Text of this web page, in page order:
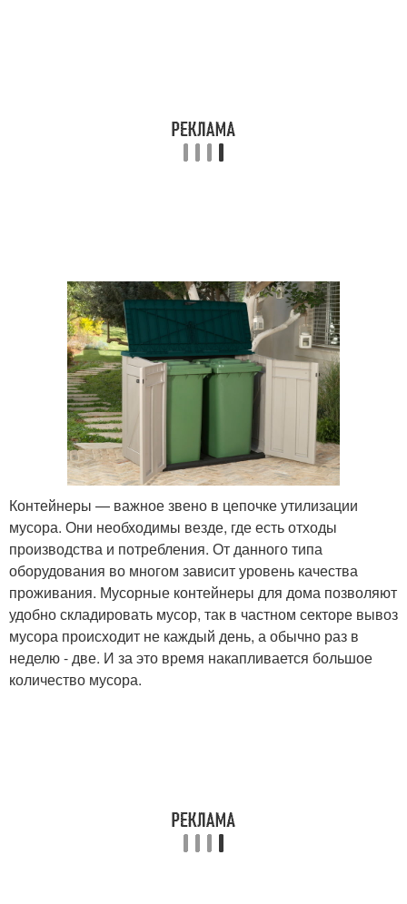
Контейнеры — важное звено в цепочке утилизации
мусора. Они необходимы везде, где есть отходы
производства и потребления. От данного типа
оборудования во многом зависит уровень качества
проживания. Мусорные контейнеры для дома позволяют
удобно складировать мусор, так в частном секторе вывоз
мусора происходит не каждый день, а обычно раз в
неделю - две. И за это время накапливается большое
количество мусора.